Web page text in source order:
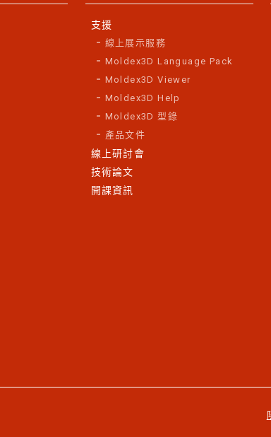
支援
線上展示服務
Moldex3D Language Pack
Moldex3D Viewer
Moldex3D Help
Moldex3D 型錄
產品文件
線上研討會
技術論文
開課資訊